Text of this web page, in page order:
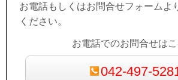
お電話もしくはお問合せフォームよ
ください。
お電話でのお問合せは
042-497-